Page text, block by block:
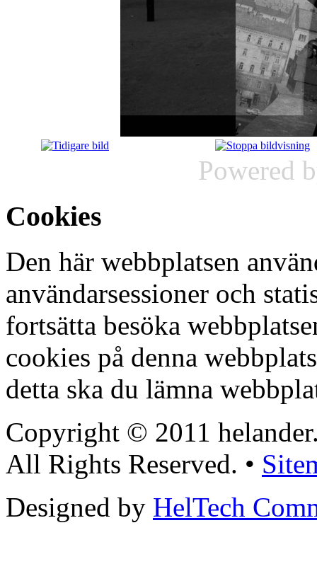
Powered
Cookies
Den här webbplatsen
användarsessioner och
fortsätta besöka
cookies på denna
detta ska du lämna
Copyright © 2011
All Rights Reserved. •
Designed by HelTech